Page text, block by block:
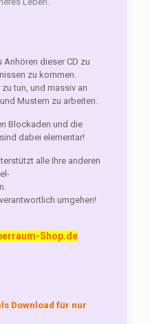
dieser CD zu
zu kommen.
tun, und massiv an
Mustern zu arbeiten.
Blockaden und die
dabei elementar!
alle Ihre anderen
umgehen!
Shop.de
Download für nur